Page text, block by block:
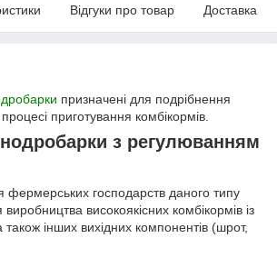
Відгуки про товар Доставка
призначені для подрібнення
приготування комбікормів.
з регулюванням
фермерських господарств даного типу
високоякісних комбікормів із
також інших вихідних компонентів (шрот,